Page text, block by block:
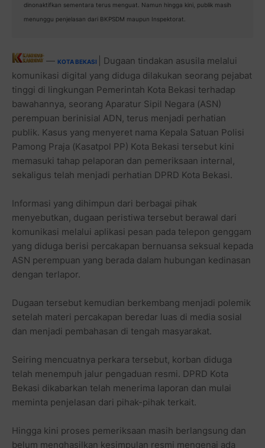
dinonaktifkan sementara terus menguat. Namun hingga kini, publik masih
menunggu penjelasan dari BKPSDM maupun Inspektorat.
— KOTA BEKASI
| Dugaan tindakan asusila melalui
komunikasi digital yang diduga dilakukan seorang pejabat
tinggi di lingkungan Pemerintah Kota Bekasi terhadap
bawahannya, seorang Aparatur Sipil Negara (ASN)
perempuan berinisial ADN, terus menjadi perhatian
publik. Kasus yang menyeret nama Kepala Satuan Polisi
Pamong Praja (Kasatpol PP) Kota Bekasi tersebut kini
memasuki tahap pelaporan dan pemeriksaan internal,
sekaligus telah menjadi perhatian DPRD Kota Bekasi.
Informasi yang dihimpun dari berbagai pihak
menyebutkan, dugaan peristiwa tersebut berawal dari
komunikasi melalui aplikasi pesan pada telepon genggam
yang diduga berisi percakapan bernuansa seksual kepada
ASN perempuan yang berada dalam hubungan kedinasan
dengan terlapor.
Dugaan tersebut kemudian berkembang menjadi polemik
setelah materi percakapan beredar luas di media sosial
dan menjadi pembahasan di tengah masyarakat.
Seiring mencuatnya perkara tersebut, korban diduga
telah menempuh jalur pengaduan resmi. DPRD Kota
Bekasi dikabarkan telah menerima laporan dan mulai
meminta penjelasan dari pihak-pihak terkait.
Hingga kini proses pemeriksaan masih berlangsung dan
belum menghasilkan kesimpulan resmi mengenai ada